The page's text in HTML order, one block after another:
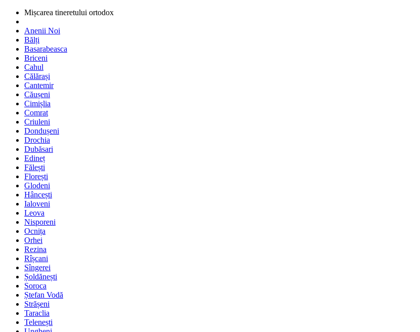
Mișcarea tineretului ortodox
Anenii Noi
Bălți
Basarabeasca
Briceni
Cahul
Călărași
Cantemir
Căușeni
Cimișlia
Comrat
Criuleni
Dondușeni
Drochia
Dubăsari
Edineț
Fălești
Florești
Glodeni
Hâncești
Ialoveni
Leova
Nisporeni
Ocnița
Orhei
Rezina
Rîșcani
Sîngerei
Șoldănești
Soroca
Ștefan Vodă
Strășeni
Taraclia
Telenești